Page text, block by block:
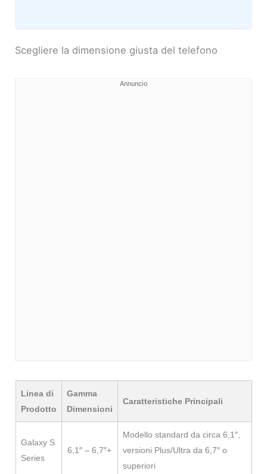
Scegliere la dimensione giusta del telefono
Annuncio
Linea di
Prodotto
Gamma
Dimensioni
Caratteristiche Principali
Galaxy S
Series
6,1″ – 6,7″+
Modello standard da circa 6,1″,
versioni Plus/Ultra da 6,7″ o
superiori